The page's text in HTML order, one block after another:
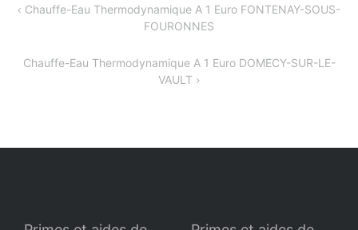
Navigation
l’article
Chauffe-Eau Thermodynamique A 1 Euro FONTENAY-SOUS-
FOURONNES
Chauffe-Eau Thermodynamique A 1 Euro DOMECY-SUR-LE-
VAULT